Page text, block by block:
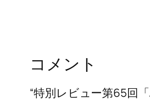
コメント
“特別レビュー第65回